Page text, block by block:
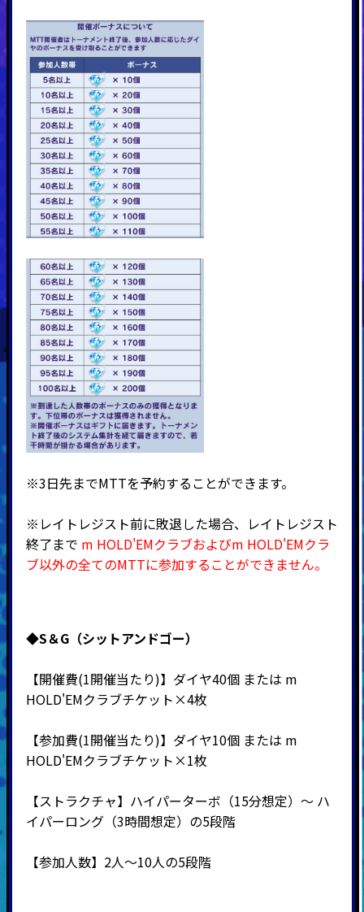
※3日先までMTTを予約することができます。
※レイトレジスト前に敗退した場合、レイトレジスト
終了まで m HOLD'EMクラブおよびm HOLD'EMクラ
ブ以外の全てのMTTに参加することができません。
◆S＆G（シットアンドゴー）
【開催費(1開催当たり)】ダイヤ40個 または m
HOLD'EMクラブチケット×4枚
【参加費(1開催当たり)】ダイヤ10個 または m
HOLD'EMクラブチケット×1枚
【ストラクチャ】ハイパーターボ（15分想定）～ ハ
イパーロング（3時間想定）の5段階
【参加人数】2人～10人の5段階